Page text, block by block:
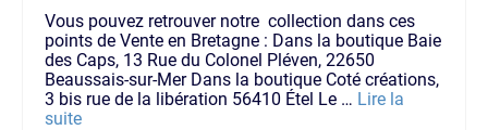
Vous pouvez retrouver notre collection dans ces
points de Vente en Bretagne : Dans la boutique Baie
des Caps, 13 Rue du Colonel Pléven, 22650
Beaussais-sur-Mer Dans la boutique Coté créations,
3 bis rue de la libération 56410 Étel Le … Lire la
suite